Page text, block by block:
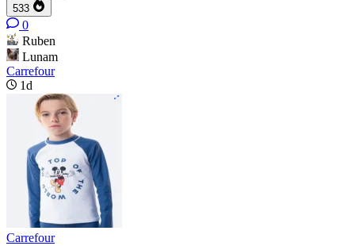
533
0
Ruben
Lunam
Carrefour
1d
Carrefour